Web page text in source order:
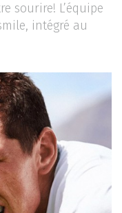
sourire! L’équipe
intégré au